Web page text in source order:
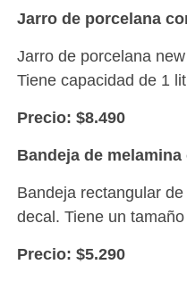
Jarro de porcelana
Jarro de porcelana
Tiene capacidad de 1
Precio: $8.490
Bandeja de
Bandeja rectangular
decal. Tiene un
Precio: $5.290